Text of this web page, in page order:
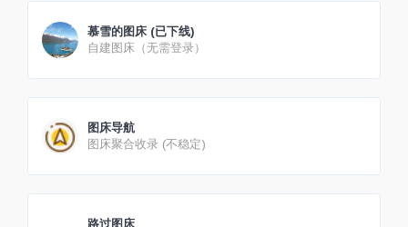
慕雪的图床 (已下线)
自建图床（无需登录）
图床导航
图床聚合收录 (不稳定)
路过图床